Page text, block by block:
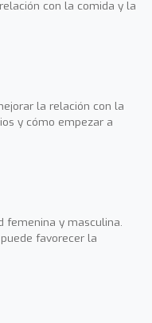
con la comida y la
la relación con la
y cómo empezar a
femenina y masculina.
favorecer la